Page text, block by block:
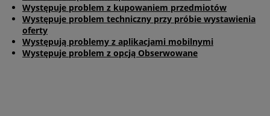
Występuje problem z kupowaniem przedmiotów
Występuje problem techniczny przy próbie wystawienia
oferty
Występują problemy z aplikacjami mobilnymi
Występuje problem z opcją Obserwowane